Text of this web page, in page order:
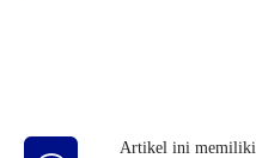
Artikel ini memiliki